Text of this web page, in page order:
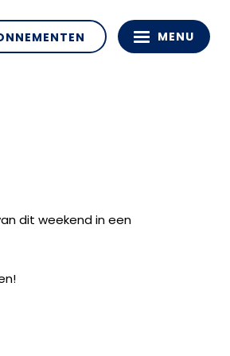
MENU
dit weekend in een